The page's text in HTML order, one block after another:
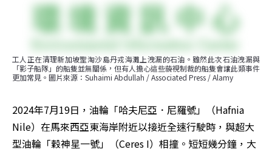
工人正在清理新加坡聖淘沙島丹戎海灘上洩漏的石油。雖然此次石油洩漏與
「影子船隊」的船隻並無關係，但有人擔心這些藐視制裁的船隻會讓此類事件
更加常見。圖片來源：Suhaimi Abdullah / Associated Press / Alamy
2024年7月19日，油輪「哈夫尼亞．尼羅號」（Hafnia
Nile）在馬來西亞東海岸附近以接近全速行駛時，與超大
型油輪「穀神星一號」（Ceres I）相撞。短短幾分鐘，大